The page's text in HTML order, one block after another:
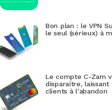
Bon plan : le VPN
le seul (sérieux) à
Le compte C-Zam
disparaitre, laissant
clients à l’abandon